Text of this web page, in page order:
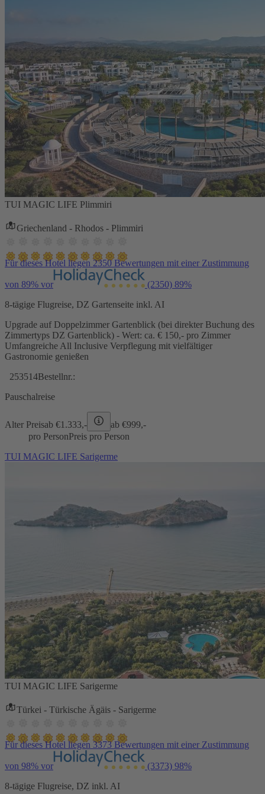
TUI MAGIC LIFE Plimmiri
Griechenland - Rhodos - Plimmiri
Für dieses Hotel liegen 2350 Bewertungen mit einer Zustimmung
von 89% vor (2350) 89%
8-tägige Flugreise, DZ Gartenseite inkl. AI
Upgrade auf Doppelzimmer Gartenblick (bei direkter Buchung des
Zimmertyps DZ Gartenblick) - Wert: ca. € 150,- pro Zimmer
Umfangreiche All Inclusive Verpflegung mit vielfältiger
Gastronomie genießen
253514Bestellnr.:
Pauschalreise
Alter Preisab €1.333,- ab €999,-
pro PersonPreis pro Person
TUI MAGIC LIFE Sarigerme
TUI MAGIC LIFE Sarigerme
Türkei - Türkische Ägäis - Sarigerme
Für dieses Hotel liegen 3373 Bewertungen mit einer Zustimmung
von 98% vor (3373) 98%
8-tägige Flugreise, DZ inkl. AI